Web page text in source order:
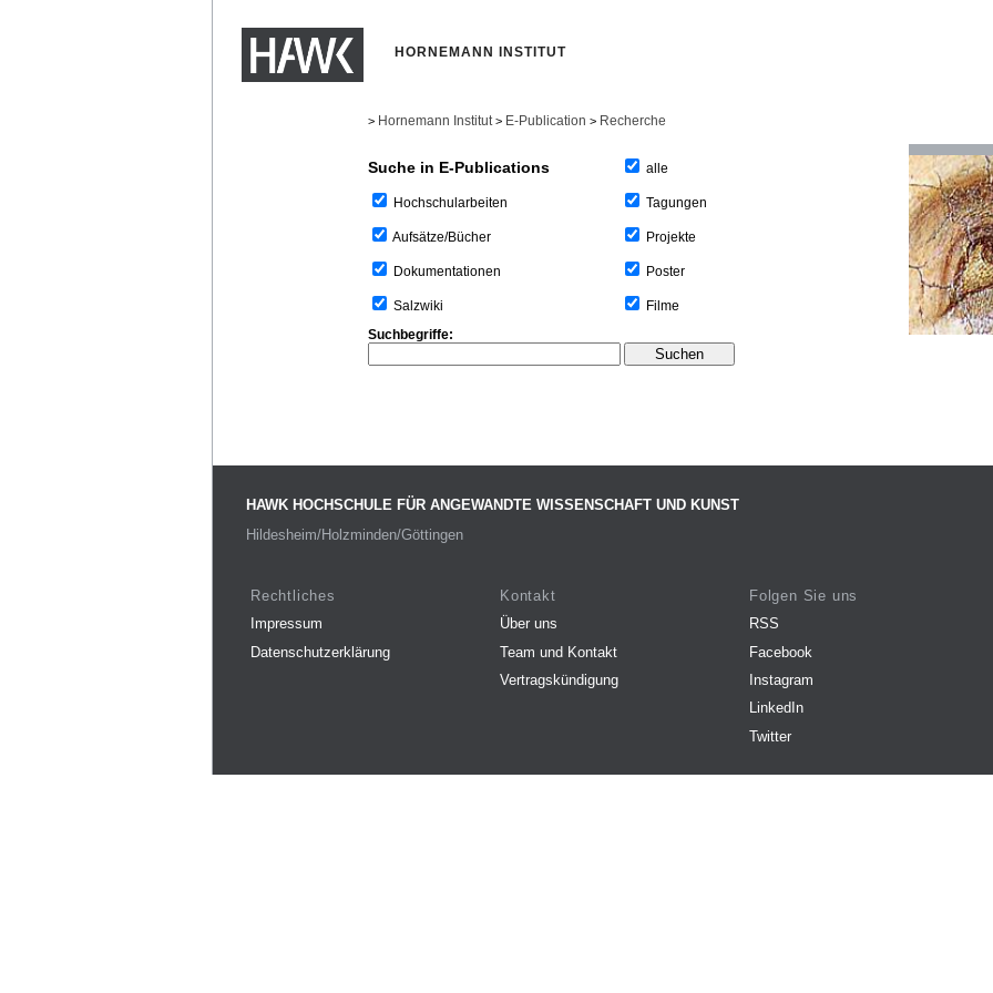
HORNEMANN INSTITUT
> Hornemann Institut > E-Publication > Recherche
Suche in E-Publications
Hochschularbeiten
Aufsätze/Bücher
Dokumentationen
Salzwiki
alle
Tagungen
Projekte
Poster
Filme
Suchbegriffe:
HAWK HOCHSCHULE FÜR ANGEWANDTE WISSENSCHAFT UND KUNST
Hildesheim/Holzminden/Göttingen
Rechtliches
Impressum
Datenschutzerklärung
Kontakt
Über uns
Team und Kontakt
Vertragskündigung
Folgen Sie uns
RSS
Facebook
Instagram
LinkedIn
Twitter